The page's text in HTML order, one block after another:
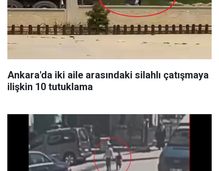
Ankara'da iki aile arasındaki silahlı çatışmaya
ilişkin 10 tutuklama